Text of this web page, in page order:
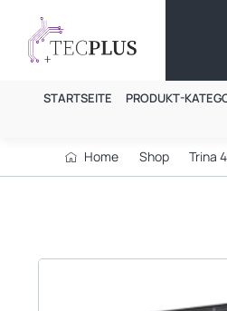
STARTSEITE PRODUKT-
Home Shop Trina